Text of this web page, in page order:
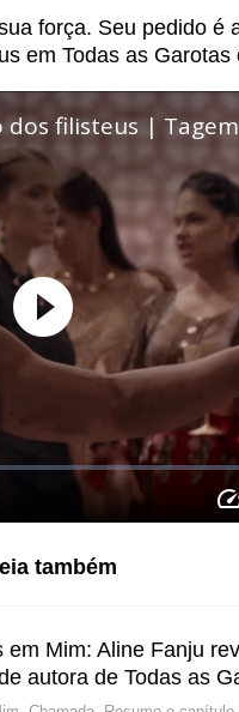
força. Seu pedido é
em Todas as Garotas
também
em Mim: Aline Fanju
autora de Todas as